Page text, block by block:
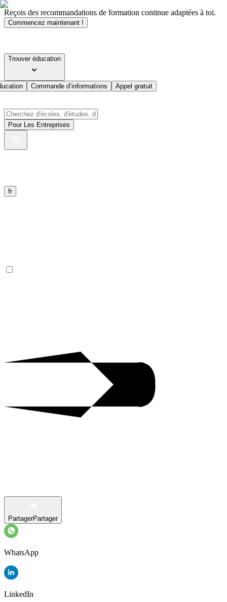
Reçois des recommandations de formation continue adaptées à toi.
Commencez maintenant !
Trouver éducation
Commande d’informations Appel gratuit
Pour Les Entreprises
fr
PartagerPartager
WhatsApp
LinkedIn